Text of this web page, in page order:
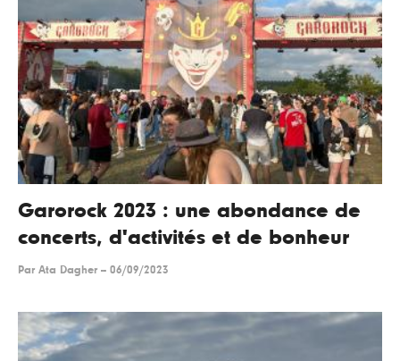
Garorock 2023 : une abondance de
concerts, d'activités et de bonheur
Par Ata Dagher -- 06/09/2023